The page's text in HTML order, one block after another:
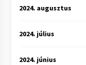
2024. augusztus
2024. július
2024. június